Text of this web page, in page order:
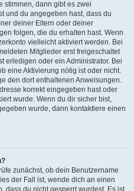
stimmen, dann gibt es zwei
und du angegeben hast, dass du
deiner Eltern oder deiner
folgen, die du erhalten hast. Wenn
vielleicht aktiviert werden. Bei
Mitglieder erst freigeschaltet
erledigen oder ein Administrator. Bei
eine Aktivierung nötig ist oder nicht.
den dort enthaltenen Anweisungen.
korrekt eingegeben hast oder
wurde. Wenn du dir sicher bist,
wurde, dann kontaktiere einen
zunächst, ob dein Benutzername
der Fall ist, wende dich an einen
dass du nicht gesperrt wurdest. Es ist